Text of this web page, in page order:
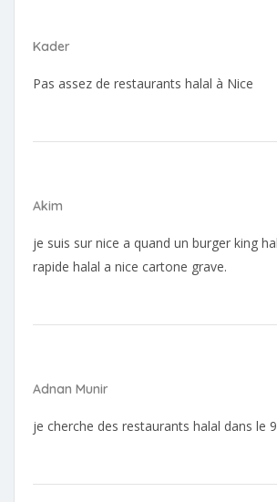
Kader
Pas assez de restaurants halal à Nice
Akim
je suis sur nice a quand un burger king
rapide halal a nice cartone grave.
Adnan Munir
je cherche des restaurants halal dans le